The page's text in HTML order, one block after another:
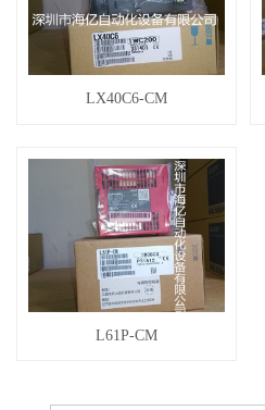
LX40C6-CM
L61P-CM